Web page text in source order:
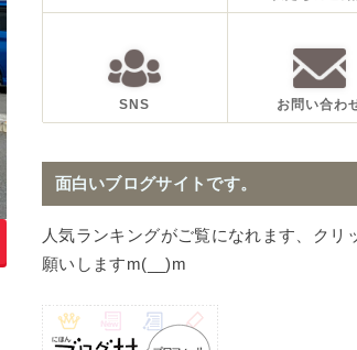
SNS お問い合わ
面白いブログサイトです。
人気ランキングがご覧になれます、クリ
願いしますm(__)m